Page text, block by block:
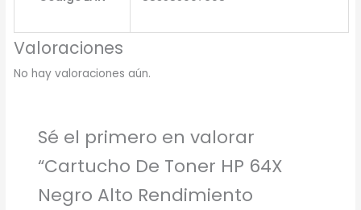
Valoraciones
No hay valoraciones aún.
Sé el primero en valorar
“Cartucho De Toner HP 64X
Negro Alto Rendimiento